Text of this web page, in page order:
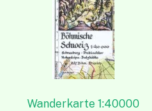
Wanderkarte 1:40000